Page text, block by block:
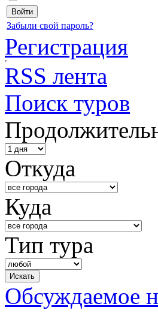
Забыли свой пароль?
Регистрация
RSS лента
Поиск туров
Откуда
Куда
Тип тура
Обсуждаемое